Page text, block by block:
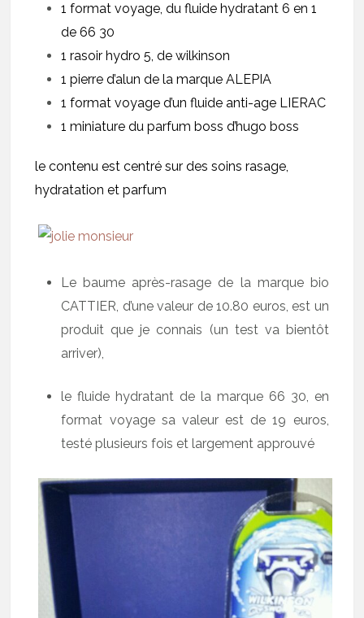
1 format voyage, du fluide hydratant 6 en 1
de 66 30
1 rasoir hydro 5, de wilkinson
1 pierre d’alun de la marque ALEPIA
1 format voyage d’un fluide anti-age LIERAC
1 miniature du parfum boss d’hugo boss
le contenu est centré sur des soins rasage,
hydratation et parfum
Le baume après-rasage de la marque bio
CATTIER, d’une valeur de 10.80 euros, est un
produit que je connais (un test va bientôt
arriver),
le fluide hydratant de la marque 66 30, en
format voyage sa valeur est de 19 euros,
testé plusieurs fois et largement approuvé